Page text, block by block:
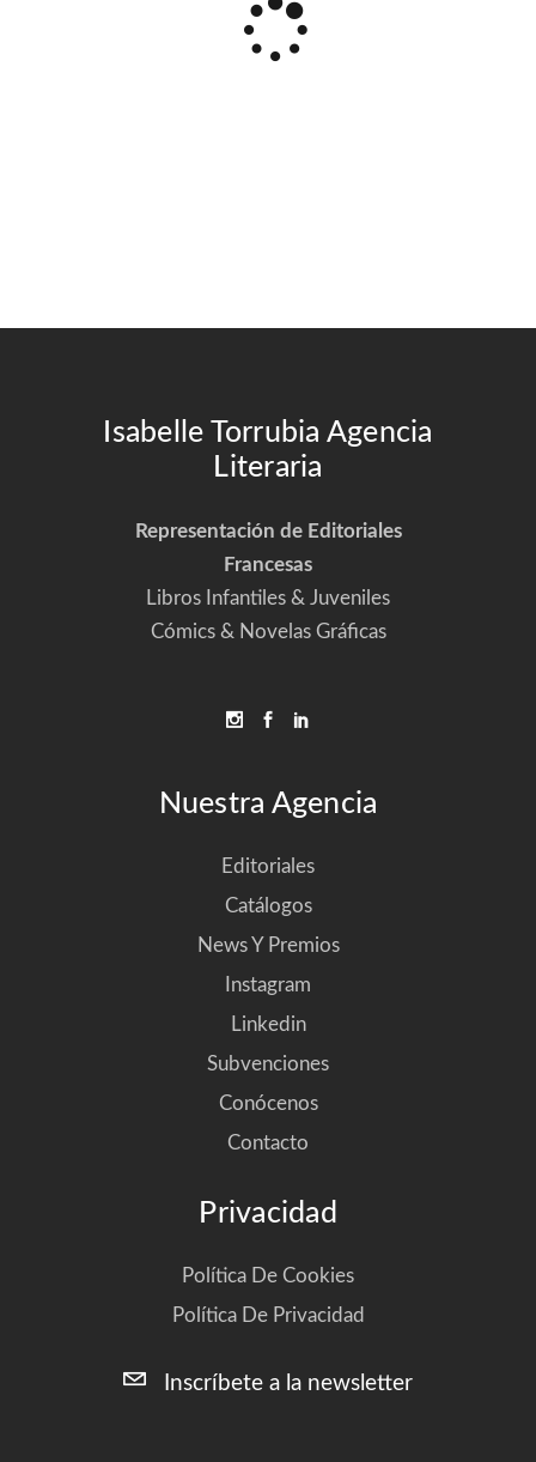
Isabelle Torrubia Agencia
Literaria
Representación de Editoriales
Francesas
Libros Infantiles & Juveniles
Cómics & Novelas Gráficas
Nuestra Agencia
Editoriales
Catálogos
News Y Premios
Instagram
Linkedin
Subvenciones
Conócenos
Contacto
Privacidad
Política De Cookies
Política De Privacidad
Inscríbete a la newsletter